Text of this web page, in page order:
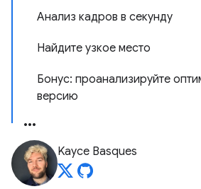
Анализ кадров в секунду
Найдите узкое место
Бонус: проанализируйте
версию
Kayce Basques